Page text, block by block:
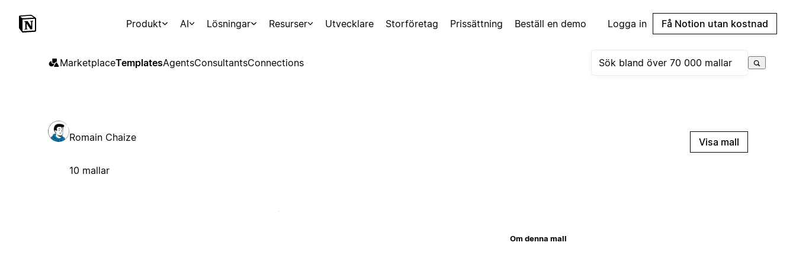
Produkt AI Lösningar Resurser Utvecklare Storföretag Prissättning Beställ en demo Logga in Få Notion utan kostnad
MarketplaceTemplatesAgentsConsultantsConnections
Romain Chaize
10 mallar
Visa mall
Om denna mall